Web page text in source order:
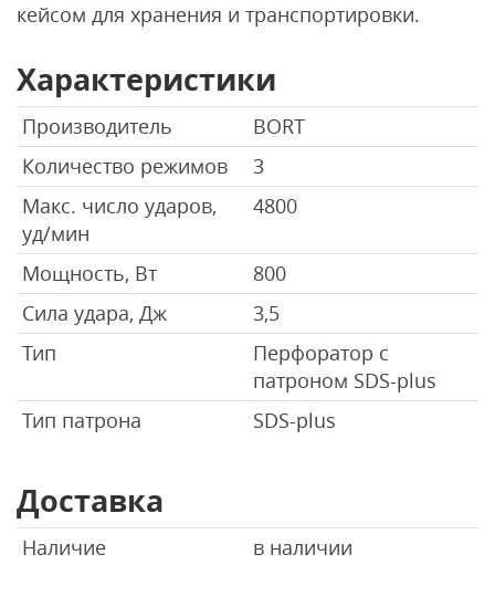
кейсом для хранения и транспортировки.
Характеристики
Производитель
BORT
Количество режимов
3
Макс. число ударов,
уд/мин
4800
Мощность, Вт
800
Сила удара, Дж
3,5
Тип
Перфоратор с
патроном SDS-plus
Тип патрона
SDS-plus
Доставка
Наличие в наличии